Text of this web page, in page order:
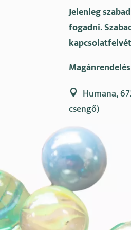
Jelenleg
fogadni.
 Humana,
csengő)